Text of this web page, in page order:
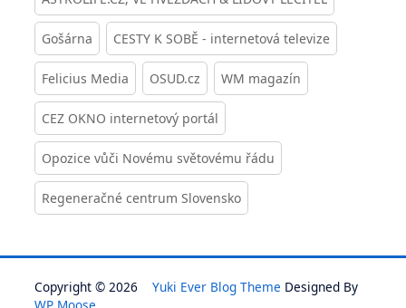
Gošárna CESTY K SOBĚ - internetová televize
Felicius Media OSUD.cz WM magazín
CEZ OKNO internetový portál
Opozice vůči Novému světovému řádu
Regeneračné centrum Slovensko
Copyright © 2026 Yuki Ever Blog Theme Designed By
WP Moose